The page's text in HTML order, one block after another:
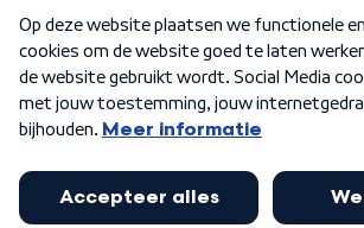
Algemene voorwaarden